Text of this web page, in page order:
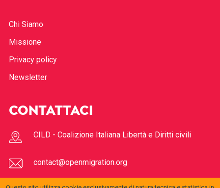
Chi Siamo
Missione
Privacy policy
Newsletter
CONTATTACI
CILD - Coalizione Italiana Libertà e Diritti civili
contact@openmigration.org